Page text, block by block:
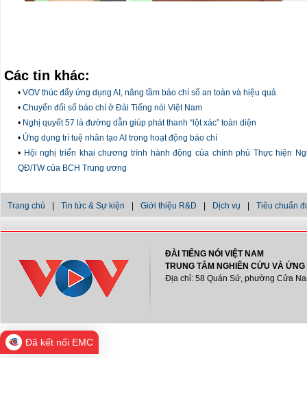
Các tin khác:
• VOV thúc đẩy ứng dụng AI, nâng tầm báo chí số an toàn và hiệu quả
• Chuyển đổi số báo chí ở Đài Tiếng nói Việt Nam
• Nghị quyết 57 là đường dẫn giúp phát thanh “lột xác” toàn diện
• Ứng dụng trí tuệ nhân tạo AI trong hoạt động báo chí
• Hội nghị triển khai chương trình hành động của chính phủ Thực hiện
QĐ/TW của BCH Trung ương
Trang chủ Tin tức & Sự kiện Giới thiệu R&D Dịch vụ Tiêu chuẩn
ĐÀI TIẾNG NÓI VIỆT NAM
TRUNG TÂM NGHIÊN CỨU VÀ
Địa chỉ: 58 Quán Sứ, phường Cửa
Đã kết nối EMC